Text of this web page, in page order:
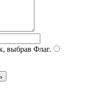
выбрав Флаг.